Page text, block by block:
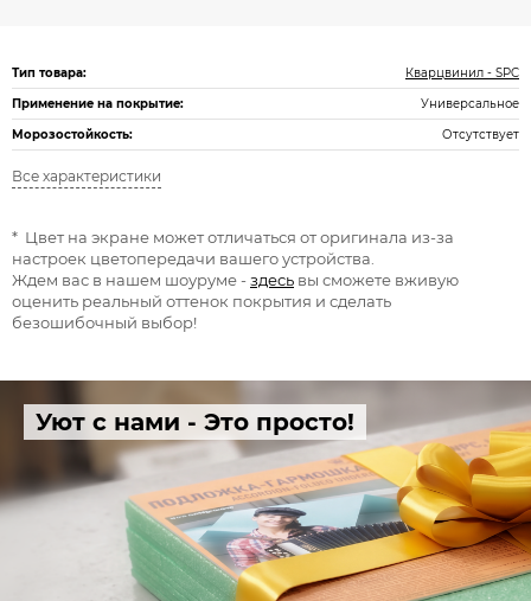
Тип товара:
Кварцвинил - SPC
Применение на покрытие:
Универсальное
Морозостойкость:
Отсутствует
Все характеристики
* Цвет на экране может отличаться от оригинала из-за
настроек цветопередачи вашего устройства.
Ждем вас в нашем шоуруме -здесь вы сможете вживую
оценить реальный оттенок покрытия и сделать
безошибочный выбор!
Уют с нами - Это просто!